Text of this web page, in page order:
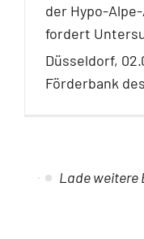
der Hypo-
fordert
Düsseldorf,
Förderbank
Lade weitere